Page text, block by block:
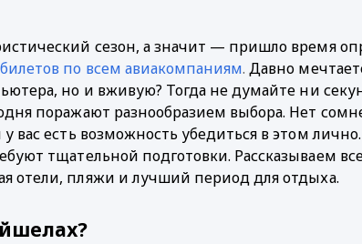
сезон, а значит — пришло время
по всем авиакомпаниям. Давно
поражают разнообразием выбора. Нет
вас есть возможность убедиться в этом
тщательной подготовки. Рассказываем
отели, пляжи и лучший период для отдыха.